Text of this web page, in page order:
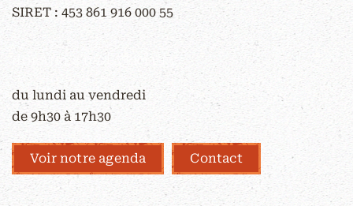
SIRET : 453 861 916 000 55
HORAIRES D'OUVERTURE
du lundi au vendredi
de 9h30 à 17h30
Voir notre agenda Contact